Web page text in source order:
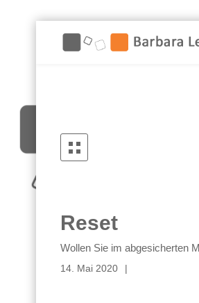
Reset
Wollen Sie im abgesicherten
14. Mai 2020